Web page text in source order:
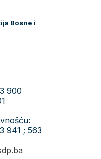
Bosne i
900
941 ; 563